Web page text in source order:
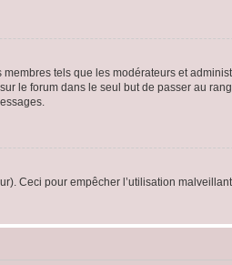
tels que les modérateurs et
le forum dans le seul but de passer au
Ceci pour empêcher l’utilisation